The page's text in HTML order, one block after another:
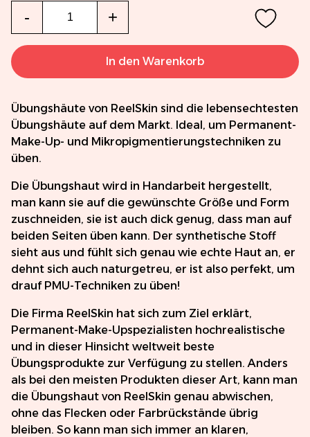
- +
In den Warenkorb
Übungshäute von ReelSkin sind die lebensechtesten
Übungshäute auf dem Markt. Ideal, um Permanent-
Make-Up- und Mikropigmentierungstechniken zu
üben.
Die Übungshaut wird in Handarbeit hergestellt,
man kann sie auf die gewünschte Größe und Form
zuschneiden, sie ist auch dick genug, dass man auf
beiden Seiten üben kann. Der synthetische Stoff
sieht aus und fühlt sich genau wie echte Haut an, er
dehnt sich auch naturgetreu, er ist also perfekt, um
drauf PMU-Techniken zu üben!
Die Firma ReelSkin hat sich zum Ziel erklärt,
Permanent-Make-Upspezialisten hochrealistische
und in dieser Hinsicht weltweit beste
Übungsprodukte zur Verfügung zu stellen. Anders
als bei den meisten Produkten dieser Art, kann man
die Übungshaut von ReelSkin genau abwischen,
ohne das Flecken oder Farbrückstände übrig
bleiben. So kann man sich immer an klaren,